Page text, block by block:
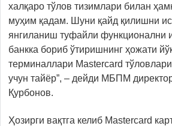
халқаро тўлов тизимлари билан
муҳим қадам. Шуни қайд қилишни
янгиланиш туфайли функционални
банкка бориб ўтиришнинг ҳожати
терминаллари Mastercard
учун тайёр”, – дейди МБПМ
Қурбонов.
Ҳозирги вақтга келиб Mastercard